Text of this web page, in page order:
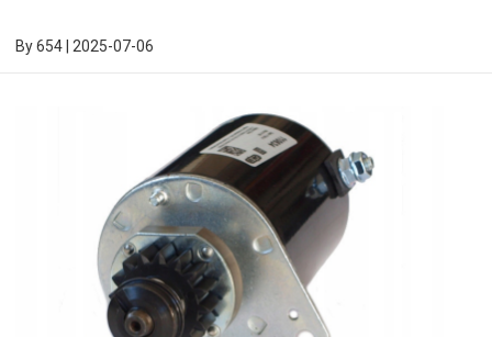
By654 2025-07-06